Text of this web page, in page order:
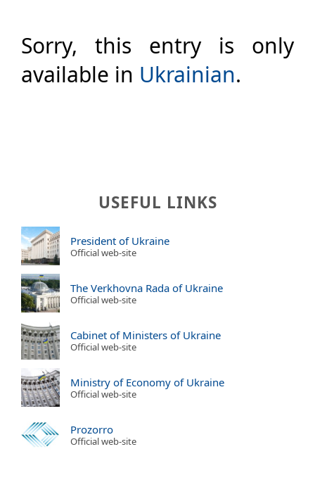
Sorry, this entry is only
available in Ukrainian.
USEFUL LINKS
President of Ukraine
Official web-site
The Verkhovna Rada of Ukraine
Official web-site
Cabinet of Ministers of Ukraine
Official web-site
Ministry of Economy of Ukraine
Official web-site
Prozorro
Official web-site